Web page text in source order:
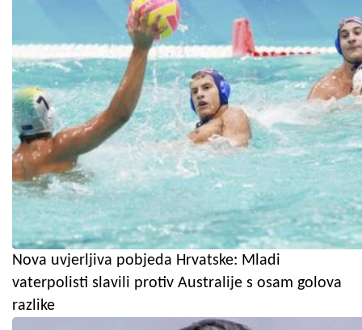
Nova uvjerljiva pobjeda Hrvatske: Mladi
vaterpolisti slavili protiv Australije s osam golova
razlike